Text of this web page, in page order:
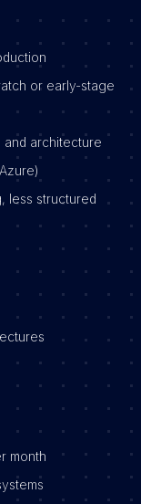
or early-stage
and architecture
less structured
month